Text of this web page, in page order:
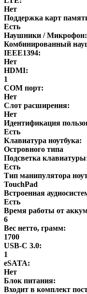
Нет
Поддержка карт
Есть
Наушники / Микрофон:
Комбинированный
IEEE1394:
Нет
HDMI:
1
COM порт:
Нет
Слот расширения:
Нет
Идентификация
Есть
Клавиатура ноутбука:
Островного типа
Подсветка
Есть
Тип манипулятора
TouchPad
Встроенная
Есть
Время работы от
6
Вес нетто, грамм:
1700
USB-C 3.0:
1
eSATA:
Нет
Блок питания:
Входит в комплект